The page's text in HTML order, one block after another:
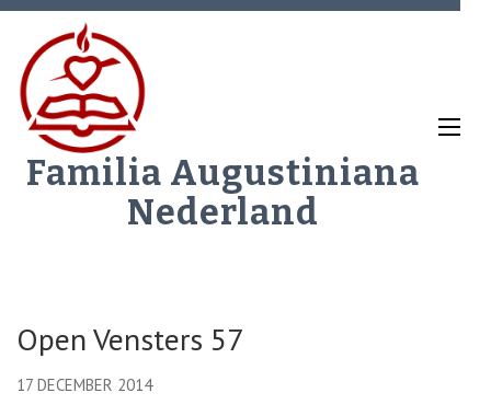
Ga
inhoud
(Druk
enter)
Familia Augustiniana
Nederland
Open Vensters 57
17 DECEMBER 2014